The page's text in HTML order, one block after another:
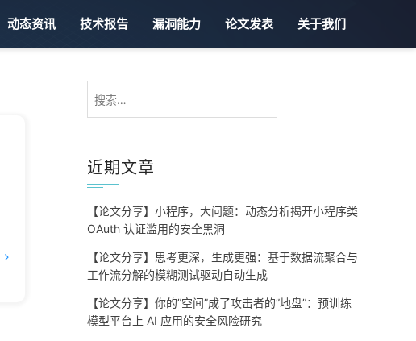
动态资讯 技术报告 漏洞能力 论文发表 关于我们
索：
近期文章
【论文分享】小程序，大问题：动态分析揭开小程序类
OAuth 认证滥用的安全黑洞
【论文分享】思考更深，生成更强：基于数据流聚合与
工作流分解的模糊测试驱动自动生成
【论文分享】你的”空间”成了攻击者的”地盘”：预训练
模型平台上 AI 应用的安全风险研究